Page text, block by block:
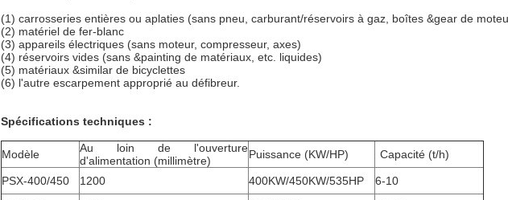
(1) carrosseries entières ou aplaties (sans pneu, carburant/réservoirs à gaz, boîtes &gear de
(2) matériel de fer-blanc
(3) appareils électriques (sans moteur, compresseur, axes)
(4) réservoirs vides (sans &painting de matériaux, etc. liquides)
(5) matériaux &similar de bicyclettes
(6) l'autre escarpement approprié au défibreur.
Spécifications techniques :
Modèle
Au loin de l'ouverture
d'alimentation (millimètre)
Puissance (KW/HP) Capacité (t/h)
PSX-400/450 1200 400KW/450KW/535HP 6-10